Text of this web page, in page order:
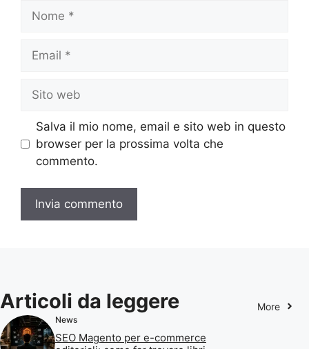
Nome
Email
Sito
web
Salva il mio nome, email e sito web in questo
browser per la prossima volta che
commento.
Articoli da leggere More
News
SEO Magento per e-commerce